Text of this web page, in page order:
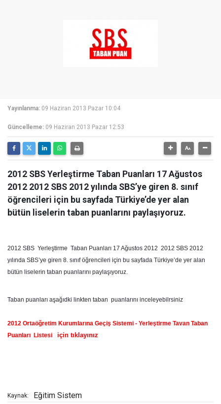
Yayınlanma: 09 Haziran 2013 Pazar 10:04
Güncelleme: 09 Haziran 2013 Pazar 12:53
2012 SBS Yerleştirme Taban Puanları 17 Ağustos
2012 2012 SBS 2012 yılında SBS’ye giren 8. sınıf
öğrencileri için bu sayfada Türkiye’de yer alan
bütün liselerin taban puanlarını paylaşıyoruz.
2012 SBS Yerleştirme Taban Puanları 17 Ağustos 2012 2012 SBS 2012
yılında SBS’ye giren 8. sınıf öğrencileri için bu sayfada Türkiye’de yer alan
bütün liselerin taban puanlarını paylaşıyoruz.
Taban puanları aşağıdki linkten taban puanlarını inceleyebilrsiniz
2012 Ortaöğretim Kurumlarına Geçiş Sistemi - Yerleştirme Tavan Taban
Puanları Listesi
için tıklayınız
Kaynak: Eğitim Sistem